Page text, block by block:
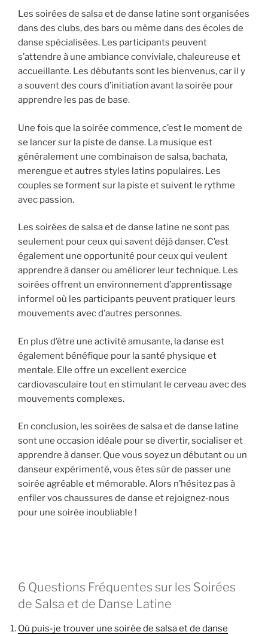
Les soirées de salsa et de danse latine sont organisées
dans des clubs, des bars ou même dans des écoles de
danse spécialisées. Les participants peuvent
s’attendre à une ambiance conviviale, chaleureuse et
accueillante. Les débutants sont les bienvenus, car il y
a souvent des cours d’initiation avant la soirée pour
apprendre les pas de base.
Une fois que la soirée commence, c’est le moment de
se lancer sur la piste de danse. La musique est
généralement une combinaison de salsa, bachata,
merengue et autres styles latins populaires. Les
couples se forment sur la piste et suivent le rythme
avec passion.
Les soirées de salsa et de danse latine ne sont pas
seulement pour ceux qui savent déjà danser. C’est
également une opportunité pour ceux qui veulent
apprendre à danser ou améliorer leur technique. Les
soirées offrent un environnement d’apprentissage
informel où les participants peuvent pratiquer leurs
mouvements avec d’autres personnes.
En plus d’être une activité amusante, la danse est
également bénéfique pour la santé physique et
mentale. Elle offre un excellent exercice
cardiovasculaire tout en stimulant le cerveau avec des
mouvements complexes.
En conclusion, les soirées de salsa et de danse latine
sont une occasion idéale pour se divertir, socialiser et
apprendre à danser. Que vous soyez un débutant ou un
danseur expérimenté, vous êtes sûr de passer une
soirée agréable et mémorable. Alors n’hésitez pas à
enfiler vos chaussures de danse et rejoignez-nous
pour une soirée inoubliable !
6 Questions Fréquentes sur les Soirées
de Salsa et de Danse Latine
Où puis-je trouver une soirée de salsa et de danse